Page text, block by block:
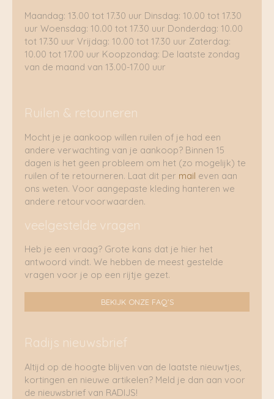
Maandag: 13.00 tot 17.30 uur Dinsdag: 10.00 tot 17.30
uur Woensdag: 10.00 tot 17.30 uur Donderdag: 10.00
tot 17.30 uur Vrijdag: 10.00 tot 17.30 uur Zaterdag:
10.00 tot 17.00 uur Koopzondag: De laatste zondag
van de maand van 13.00-17.00 uur
Ruilen & retouneren
Mocht je je aankoop willen ruilen of je had een
andere verwachting van je aankoop? Binnen 15
dagen is het geen probleem om het (zo mogelijk) te
ruilen of te retourneren. Laat dit per mail even aan
ons weten. Voor aangepaste kleding hanteren we
andere retourvoorwaarden.
veelgestelde vragen
Heb je een vraag? Grote kans dat je hier het
antwoord vindt. We hebben de meest gestelde
vragen voor je op een rijtje gezet.
BEKIJK ONZE FAQ'S
Radijs nieuwsbrief
Altijd op de hoogte blijven van de laatste nieuwtjes,
kortingen en nieuwe artikelen? Meld je dan aan voor
de nieuwsbrief van RADIJS!